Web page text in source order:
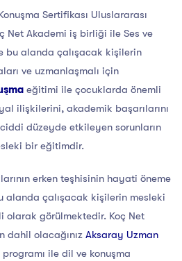
Sertifikası Uluslararası
Net Akademi iş birliği ile Ses ve
bu alanda çalışacak kişilerin
ve uzmanlaşmalı için
eğitimi ile çocuklarda önemli
ilişkilerini, akademik başarılarını
düzeyde etkileyen sorunların
bir eğitimdir.
erken teşhisinin hayati öneme
alanda çalışacak kişilerin mesleki
olarak görülmektedir. Koç Net
dahil olacağınız Aksaray Uzman
programı ile dil ve konuşma